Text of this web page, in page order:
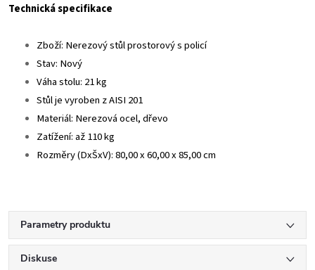
Technická specifikace
Zboží: Nerezový stůl prostorový s policí
Stav: Nový
Váha stolu: 21 kg
Stůl je vyroben z AISI 201
Materiál: Nerezová ocel, dřevo
Zatížení: až 110 kg
Rozměry (DxŠxV): 80,00 x 60,00 x 85,00 cm
Parametry produktu
Diskuse